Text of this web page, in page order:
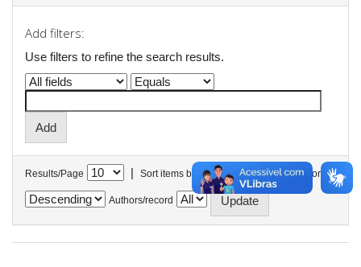
Add filters:
Use filters to refine the search results.
Results/Page | Sort items by In order
Authors/record